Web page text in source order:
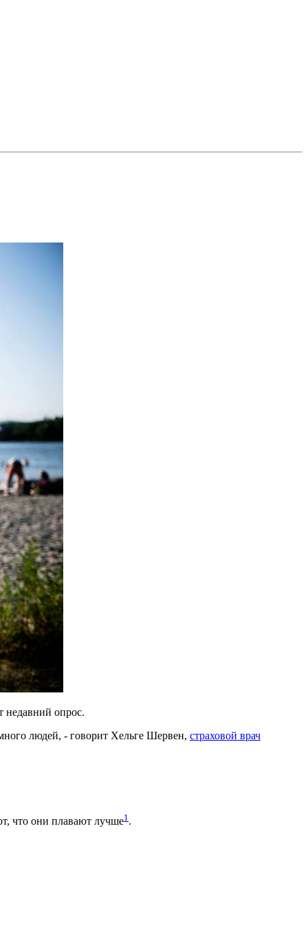
недавний опрос.
людей, - говорит Хельге Шервен, страховой врач
что они плавают лучше1 .